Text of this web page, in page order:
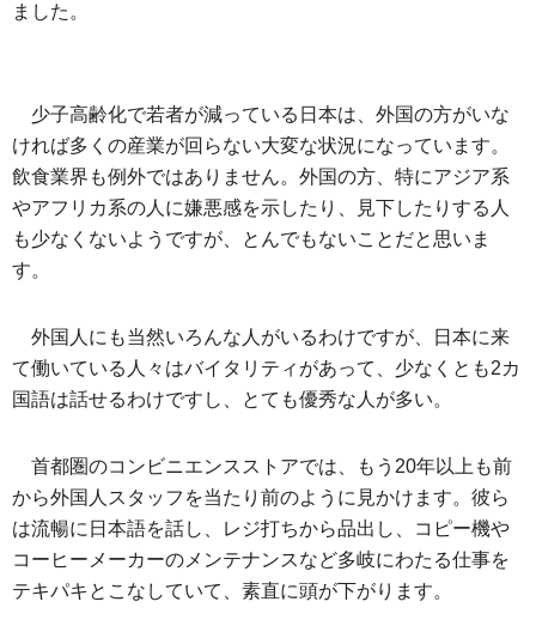
ました。
少子高齢化で若者が減っている日本は、外国の方がいな
ければ多くの産業が回らない大変な状況になっています。
飲食業界も例外ではありません。外国の方、特にアジア系
やアフリカ系の人に嫌悪感を示したり、見下したりする人
も少なくないようですが、とんでもないことだと思いま
す。
外国人にも当然いろんな人がいるわけですが、日本に来
て働いている人々はバイタリティがあって、少なくとも2カ
国語は話せるわけですし、とても優秀な人が多い。
首都圏のコンビニエンスストアでは、もう20年以上も前
から外国人スタッフを当たり前のように見かけます。彼ら
は流暢に日本語を話し、レジ打ちから品出し、コピー機や
コーヒーメーカーのメンテナンスなど多岐にわたる仕事を
テキパキとこなしていて、素直に頭が下がります。